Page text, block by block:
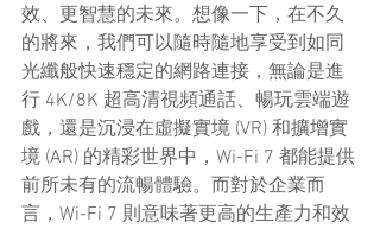
效、更智慧的未來。想像一下，在不久
的將來，我們可以隨時隨地享受到如同
光纖般快速穩定的網路連接，無論是進
行 4K/8K 超高清視頻通話、暢玩雲端遊
戲，還是沉浸在虛擬實境 (VR) 和擴增實
境 (AR) 的精彩世界中，Wi-Fi 7 都能提供
前所未有的流暢體驗。而對於企業而
言，Wi-Fi 7 則意味著更高的生產力和效